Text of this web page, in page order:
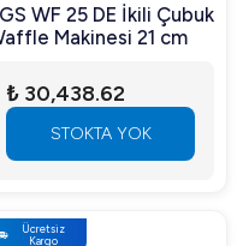
WF 25 DE İkili Çubuk
Makinesi 21 cm
₺ 30,438.62
STOKTA YOK
Ücretsiz
Kargo